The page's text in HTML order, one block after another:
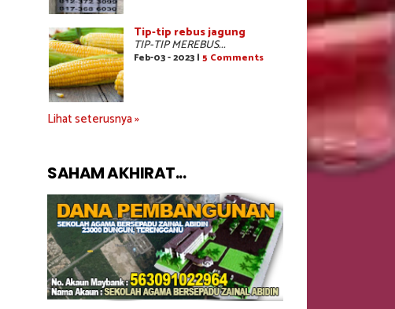
Tip-tip rebus jagung
TIP-TIP MEREBUS...
Feb-03 - 2023 | 5 Comments
Lihat seterusnya »
SAHAM AKHIRAT...